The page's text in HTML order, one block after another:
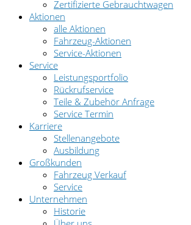
Zertifizierte Gebrauchtwagen
Aktionen
alle Aktionen
Fahrzeug-Aktionen
Service-Aktionen
Service
Leistungsportfolio
Rückrufservice
Teile & Zubehör Anfrage
Service Termin
Karriere
Stellenangebote
Ausbildung
Großkunden
Fahrzeug Verkauf
Service
Unternehmen
Historie